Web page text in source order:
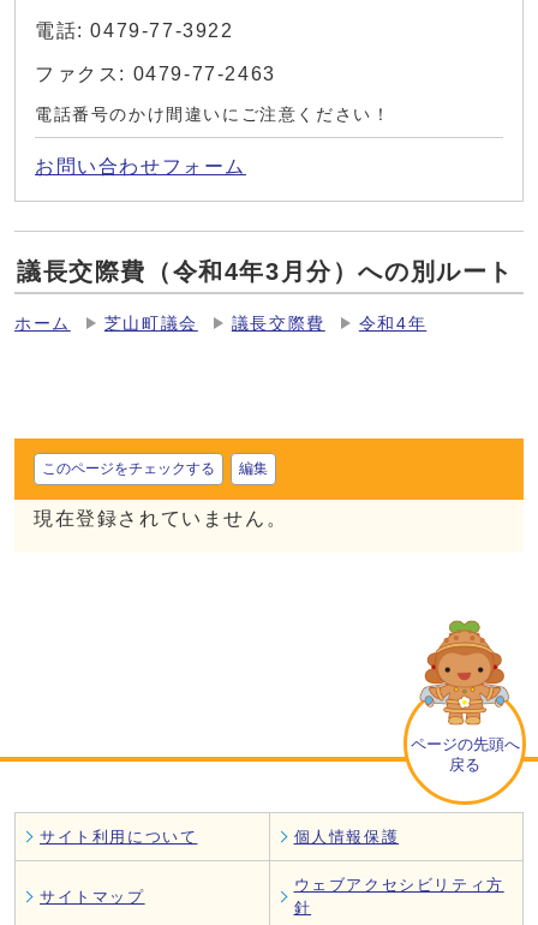
電話: 0479-77-3922
ファクス: 0479-77-2463
電話番号のかけ間違いにご注意ください！
お問い合わせフォーム
議長交際費（令和4年3月分）への別ルート
ホーム 芝山町議会 議長交際費 令和4年
このページをチェックする 編集
現在登録されていません。
ページの先頭へ
戻る
サイト利用について 個人情報保護
サイトマップ
ウェブアクセシビリティ方
針